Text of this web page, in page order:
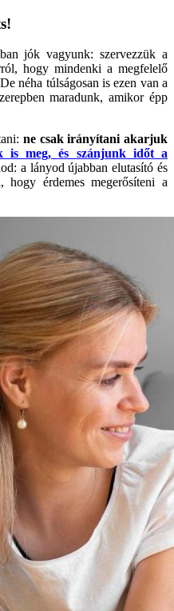
jók vagyunk: szervezzük a
hogy mindenki a megfelelő
néha túlságosan is ezen van a
maradunk, amikor épp
ne csak irányítani akarjuk
is meg, és szánjunk időt a
a lányod újabban elutasító és
érdemes megerősíteni a